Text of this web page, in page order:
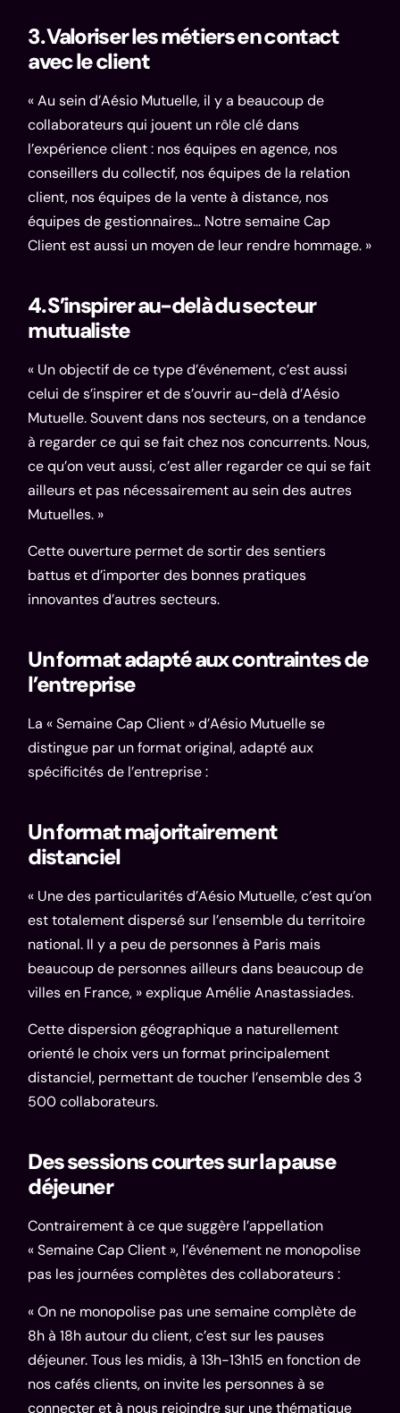
3. Valoriser les métiers en contact
avec le client
« Au sein d’Aésio Mutuelle, il y a beaucoup de
collaborateurs qui jouent un rôle clé dans
l’expérience client : nos équipes en agence, nos
conseillers du collectif, nos équipes de la relation
client, nos équipes de la vente à distance, nos
équipes de gestionnaires… Notre semaine Cap
Client est aussi un moyen de leur rendre hommage. »
4. S’inspirer au-delà du secteur
mutualiste
« Un objectif de ce type d’événement, c’est aussi
celui de s’inspirer et de s’ouvrir au-delà d’Aésio
Mutuelle. Souvent dans nos secteurs, on a tendance
à regarder ce qui se fait chez nos concurrents. Nous,
ce qu’on veut aussi, c’est aller regarder ce qui se fait
ailleurs et pas nécessairement au sein des autres
Mutuelles. »
Cette ouverture permet de sortir des sentiers
battus et d’importer des bonnes pratiques
innovantes d’autres secteurs.
Un format adapté aux contraintes de
l’entreprise
La « Semaine Cap Client » d’Aésio Mutuelle se
distingue par un format original, adapté aux
spécificités de l’entreprise :
Un format majoritairement
distanciel
« Une des particularités d’Aésio Mutuelle, c’est qu’on
est totalement dispersé sur l’ensemble du territoire
national. Il y a peu de personnes à Paris mais
beaucoup de personnes ailleurs dans beaucoup de
villes en France, » explique Amélie Anastassiades.
Cette dispersion géographique a naturellement
orienté le choix vers un format principalement
distanciel, permettant de toucher l’ensemble des 3
500 collaborateurs.
Des sessions courtes sur la pause
déjeuner
Contrairement à ce que suggère l’appellation
« Semaine Cap Client », l’événement ne monopolise
pas les journées complètes des collaborateurs :
« On ne monopolise pas une semaine complète de
8h à 18h autour du client, c’est sur les pauses
déjeuner. Tous les midis, à 13h-13h15 en fonction de
nos cafés clients, on invite les personnes à se
connecter et à nous rejoindre sur une thématique